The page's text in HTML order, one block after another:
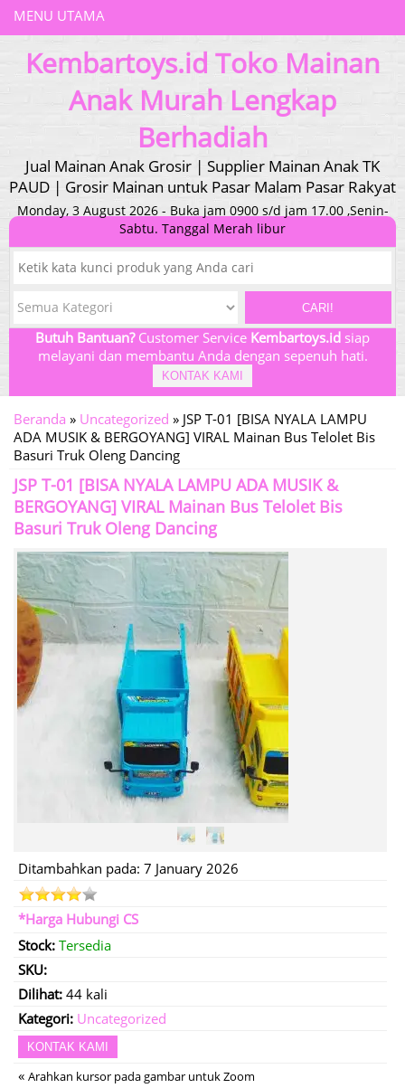
MENU UTAMA
Kembartoys.id Toko Mainan
Anak Murah Lengkap
Berhadiah
Jual Mainan Anak Grosir | Supplier Mainan Anak TK
PAUD | Grosir Mainan untuk Pasar Malam Pasar Rakyat
Monday, 3 August 2026 - Buka jam 0900 s/d jam 17.00 ,Senin-
Sabtu. Tanggal Merah libur
CARI!
Butuh Bantuan?Customer Service Kembartoys.id siap
melayani dan membantu Anda dengan sepenuh hati.
KONTAK KAMI
Beranda » Uncategorized » JSP T-01 [BISA NYALA LAMPU
ADA MUSIK & BERGOYANG] VIRAL Mainan Bus Telolet Bis
Basuri Truk Oleng Dancing
JSP T-01 [BISA NYALA LAMPU ADA MUSIK &
BERGOYANG] VIRAL Mainan Bus Telolet Bis
Basuri Truk Oleng Dancing
Ditambahkan pada: 7 January 2026
*Harga Hubungi CS
Stock: Tersedia
SKU:
Dilihat: 44 kali
Kategori: Uncategorized
KONTAK KAMI
« Arahkan kursor pada gambar untuk Zoom